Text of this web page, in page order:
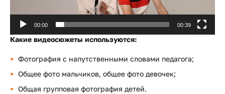
00:00 00:39
Какие видеосюжеты используются:
Фотография с напутственными словами педагога;
Общее фото мальчиков, общее фото девочек;
Общая групповая фотография детей.